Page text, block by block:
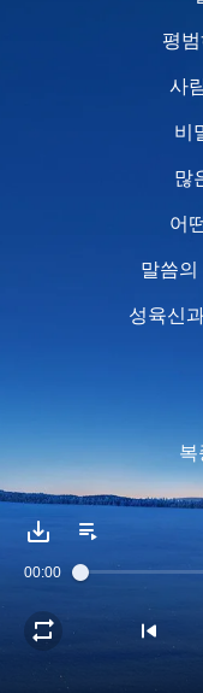
평
사
비
많
어
말씀의
성육신
복
말
그의
00:00